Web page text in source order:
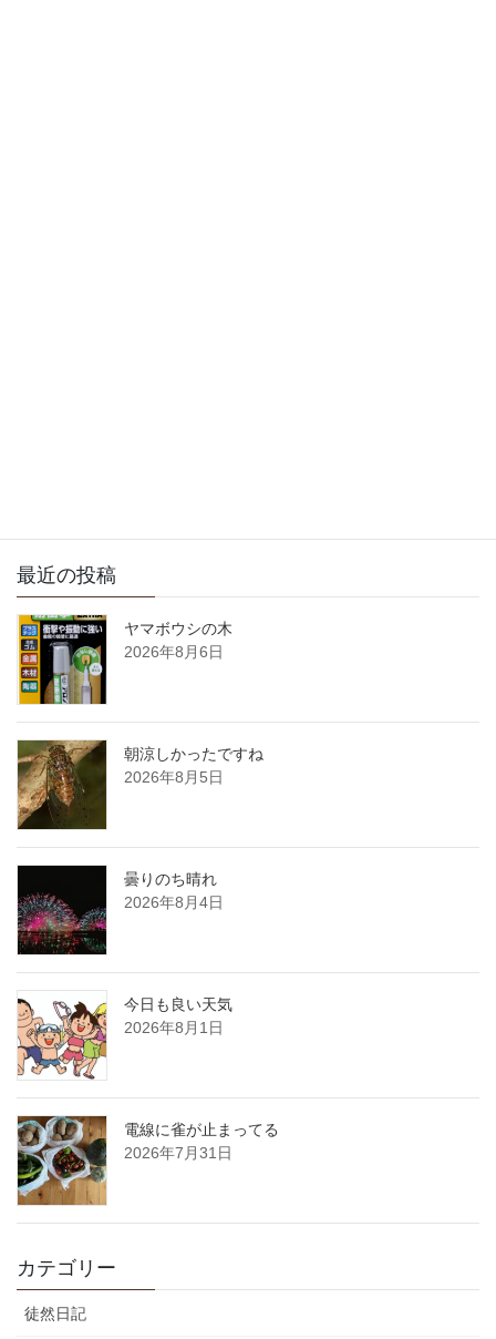
最近の投稿
ヤマボウシの木
2026年8月6日
朝涼しかったですね
2026年8月5日
曇りのち晴れ
2026年8月4日
今日も良い天気
2026年8月1日
電線に雀が止まってる
2026年7月31日
カテゴリー
徒然日記